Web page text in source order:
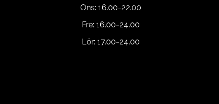
Ons: 16.00-22.00
Fre: 16.00-24.00
Lör: 17.00-24.00